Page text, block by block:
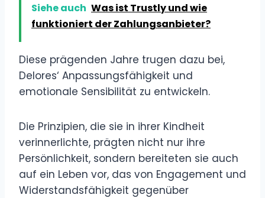
Siehe auch Was ist Trustly und wie
funktioniert der Zahlungsanbieter?
Diese prägenden Jahre trugen dazu bei,
Delores‘ Anpassungsfähigkeit und
emotionale Sensibilität zu entwickeln.
Die Prinzipien, die sie in ihrer Kindheit
verinnerlichte, prägten nicht nur ihre
Persönlichkeit, sondern bereiteten sie auch
auf ein Leben vor, das von Engagement und
Widerstandsfähigkeit gegenüber